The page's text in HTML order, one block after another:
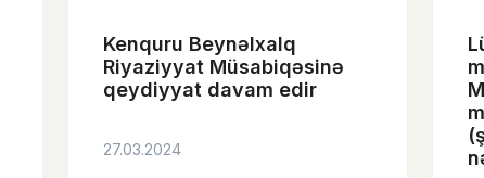
Kenquru Beynəlxalq
Riyaziyyat Müsabiqəsinə
qeydiyyat davam edir
27.03.2024